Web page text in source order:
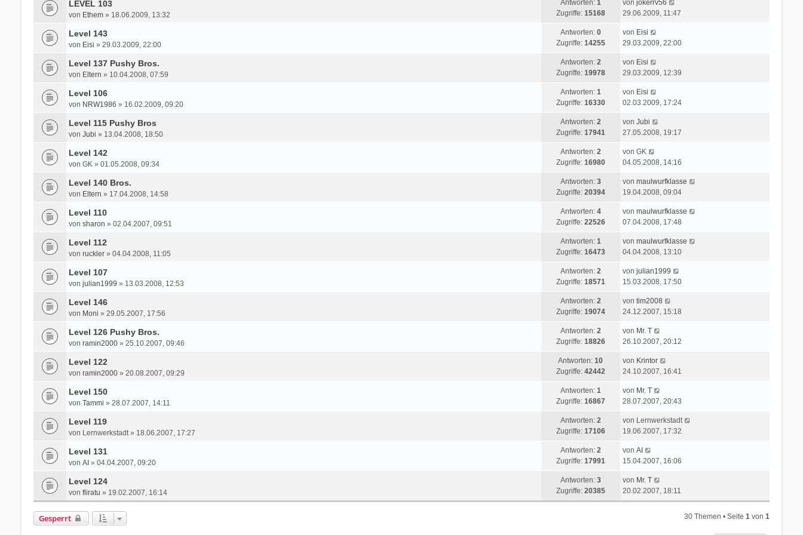
a
i
r
a
r
B
i
r
a
z
t
r
B
i
r
a
LEVEL 103
von Ethem» 18.06.2009, 13:32
Antworten: 1
Zugriffe: 15168
e
z
t
r
B
i
r
a
von jokerrv56
29.06.2009, 11:47
Level 143
von Eisi » 29.03.2009, 22:00
Antworten: 0
Zugriffe: 14255
L
e
z
t
r
B
i
r
a
von Eisi
29.03.2009, 22:00
Level 137 Pushy Bros.
von Eltern » 10.04.2008, 07:59
Antworten: 2
Zugriffe: 19978
L
e
z
t
r
B
i
r
a
von Eisi
29.03.2009, 12:39
Level 106
von NRW1986 » 16.02.2009, 09:20
Antworten: 1
Zugriffe: 16330
L
e
z
t
r
B
i
r
a
von Eisi
02.03.2009, 17:24
Level 115 Pushy Bros
von Jubi » 13.04.2008, 18:50
Antworten: 2
Zugriffe: 17941
L
e
z
t
r
B
i
r
a
von Jubi
27.05.2008, 19:17
Level 142
von GK » 01.05.2008, 09:34
Antworten: 2
Zugriffe: 16980
L
e
z
t
r
B
i
r
a
von GK
04.05.2008, 14:16
Level 140 Bros.
von Eltern » 17.04.2008, 14:58
Antworten: 3
Zugriffe: 20394
L
e
z
t
r
B
i
r
a
von maulwurfklasse
19.04.2008, 09:04
Level 110
von sharon » 02.04.2007, 09:51
Antworten: 4
Zugriffe: 22526
L
e
z
t
r
B
i
r
a
von maulwurfklasse
07.04.2008, 17:48
Level 112
von ruckler» 04.04.2008, 11:05
Antworten: 1
Zugriffe: 16473
L
e
z
t
r
B
i
r
a
von maulwurfklasse
04.04.2008, 13:10
Level 107
von julian1999 » 13.03.2008, 12:53
Antworten: 2
Zugriffe: 18571
L
e
z
t
r
B
i
r
a
von julian1999
15.03.2008, 17:50
Level 146
von Moni » 29.05.2007, 17:56
Antworten: 2
Zugriffe: 19074
L
e
z
t
r
B
i
r
a
von tim2008
24.12.2007, 15:18
Level 126 Pushy Bros.
von ramin2000» 25.10.2007, 09:46
Antworten: 2
Zugriffe: 18826
L
e
z
t
r
B
i
r
a
von Mr. T
26.10.2007, 20:12
Level 122
von ramin2000» 20.08.2007, 09:29
Antworten:10
Zugriffe: 42442
L
e
z
t
r
B
i
r
a
g
von Krintor
24.10.2007, 16:41
Level 150
von Tammi » 28.07.2007, 14:11
Antworten: 1
Zugriffe: 16867
L
e
z
t
r
B
i
von Mr. T
28.07.2007, 20:43
Level 119
von Lernwerkstadt» 18.06.2007, 17:27
Antworten: 2
Zugriffe: 17106
L
e
z
t
r
B
von Lernwerkstadt
19.06.2007, 17:32
Level 131
von AI» 04.04.2007, 09:20
Antworten: 2
Zugriffe: 17991
L
e
z
t
e
von AI
15.04.2007, 16:06
Level 124
von fliratu » 19.02.2007, 16:14
Antworten: 3
Zugriffe: 20385
L
e
t
von Mr. T
20.02.2007, 18:11
Gesperrt 30 Themen • Seite1 von1